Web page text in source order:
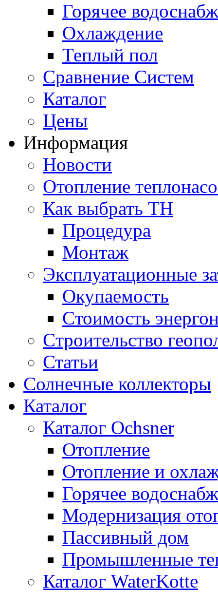
Горячее
Охлаждение
Теплый пол
Сравнение Систем
Каталог
Цены
Информация
Новости
Отопление
Как выбрать ТН
Процедура
Монтаж
Эксплуатационные
Окупаемость
Cтоимость
Cтроительство
Статьи
Солнечные коллекторы
Каталог
Каталог Ochsner
Отопление
Отопление и
Горячее
Модернизация
Пассивный дом
Промышленные
Каталог WaterKotte